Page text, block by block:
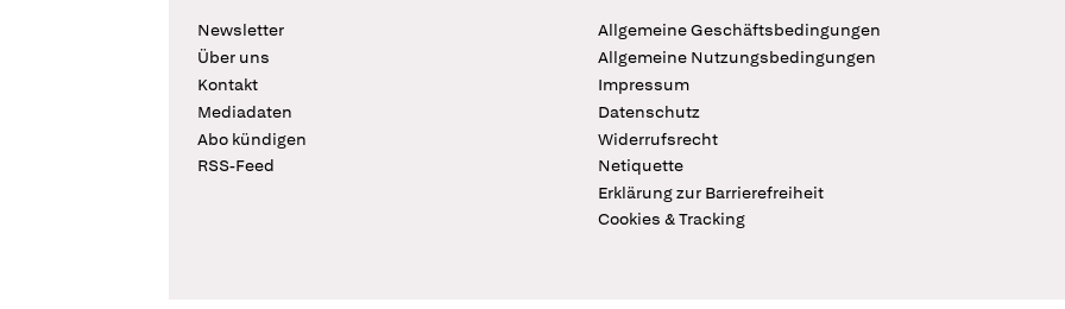
Newsletter
Über uns
Kontakt
Mediadaten
Abo kündigen
RSS-Feed
Allgemeine Geschäftsbedingungen
Allgemeine Nutzungsbedingungen
Impressum
Datenschutz
Widerrufsrecht
Netiquette
Erklärung zur Barrierefreiheit
Cookies & Tracking